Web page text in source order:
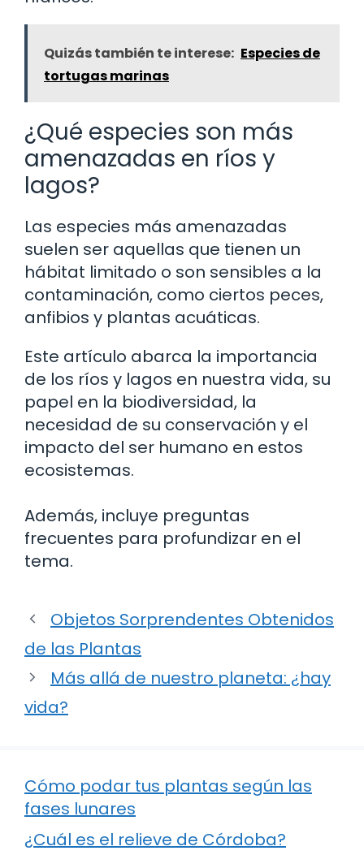
Quizás también te interese: Especies de
tortugas marinas
¿Qué especies son más
amenazadas en ríos y
lagos?
Las especies más amenazadas
suelen ser aquellas que tienen un
hábitat limitado o son sensibles a la
contaminación, como ciertos peces,
anfibios y plantas acuáticas.
Este artículo abarca la importancia
de los ríos y lagos en nuestra vida, su
papel en la biodiversidad, la
necesidad de su conservación y el
impacto del ser humano en estos
ecosistemas.
Además, incluye preguntas
frecuentes para profundizar en el
tema.
Objetos Sorprendentes Obtenidos
de las Plantas
Más allá de nuestro planeta: ¿hay
vida?
Cómo podar tus plantas según las
fases lunares
¿Cuál es el relieve de Córdoba?